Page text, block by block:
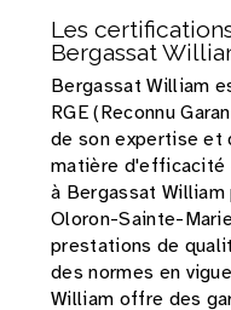
Les
Bergassat
Bergassat William
RGE (Reconnu
de son expertise et
matière d'efficacité
à Bergassat
Oloron-Sainte-
prestations de
des normes en
William offre des